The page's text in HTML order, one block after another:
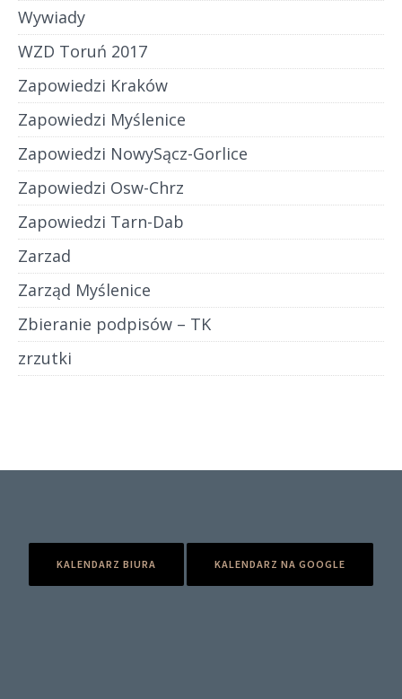
Wywiady
WZD Toruń 2017
Zapowiedzi Kraków
Zapowiedzi Myślenice
Zapowiedzi NowySącz-Gorlice
Zapowiedzi Osw-Chrz
Zapowiedzi Tarn-Dab
Zarzad
Zarząd Myślenice
Zbieranie podpisów – TK
zrzutki
KALENDARZ BIURA KALENDARZ NA GOOGLE